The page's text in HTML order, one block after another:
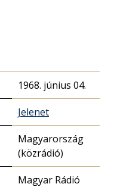
1968. június 04.
Jelenet
Magyarország
(közrádió)
Magyar Rádió